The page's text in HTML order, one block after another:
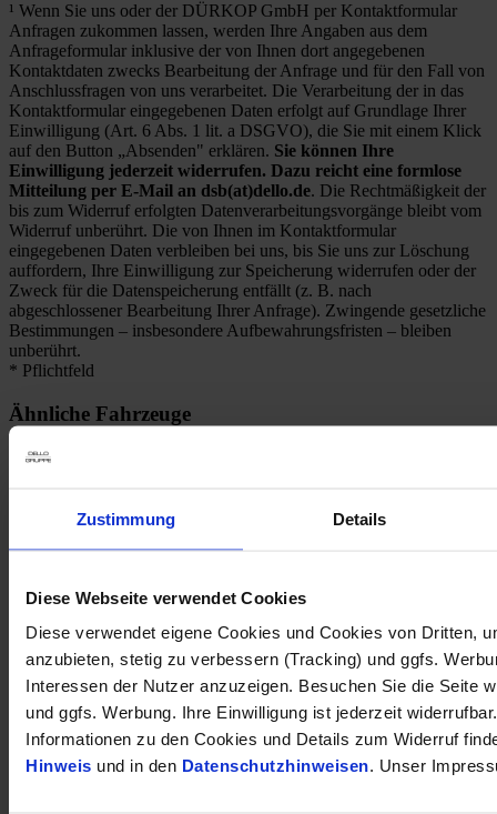
Zustimmung Details
Diese Webseite verwendet Cookies
Diese verwendet eigene Cookies und Cookies von Dritten,
anzubieten, stetig zu verbessern (Tracking) und ggfs.
Interessen der Nutzer anzuzeigen. Besuchen Sie die Seite
und ggfs. Werbung. Ihre Einwilligung ist jederzeit
Informationen zu den Cookies und Details zum Widerruf
Hinweis und in den Datenschutzhinweisen. Unser
¹ Wenn Sie uns oder der DÜRKOP GmbH per Kontaktformular
Anfragen zukommen lassen, werden Ihre Angaben aus dem
Anfrageformular inklusive der von Ihnen dort angegebenen
Kontaktdaten zwecks Bearbeitung der Anfrage und für den Fall von
Anschlussfragen von uns verarbeitet. Die Verarbeitung der in das
Kontaktformular eingegebenen Daten erfolgt auf Grundlage Ihrer
Einwilligung (Art. 6 Abs. 1 lit. a DSGVO), die Sie mit einem Klick
auf den Button „Absenden" erklären. Sie können Ihre
Einwilligung jederzeit widerrufen. Dazu reicht eine formlose
Mitteilung per E-Mail an dsb(at)dello.de. Die Rechtmäßigkeit der
bis zum Widerruf erfolgten Datenverarbeitungsvorgänge bleibt vom
Widerruf unberührt. Die von Ihnen im Kontaktformular
eingegebenen Daten verbleiben bei uns, bis Sie uns zur Löschung
auffordern, Ihre Einwilligung zur Speicherung widerrufen oder der
Zweck für die Datenspeicherung entfällt (z. B. nach
abgeschlossener Bearbeitung Ihrer Anfrage). Zwingende gesetzliche
Bestimmungen – insbesondere Aufbewahrungsfristen – bleiben
unberührt.
* Pflichtfeld
Ähnliche Fahrzeuge
SALE
7,10 l/100km
CO2-Emission (kombiniert nach WLTP)
Kia Sportage 1.6T Hybrid GT LINE Navi Leder digitales Cockpit
Memory Sitze Soundsystem HarmanKardon
35.840 €34.950 €
Tageszulassung